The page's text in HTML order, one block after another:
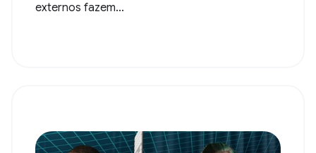
externos fazem...